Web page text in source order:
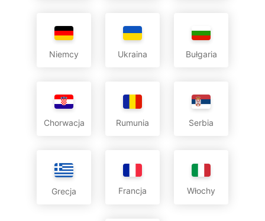
Niemcy Ukraina Bułgaria
Chorwacja Rumunia Serbia
Grecja Francja Włochy